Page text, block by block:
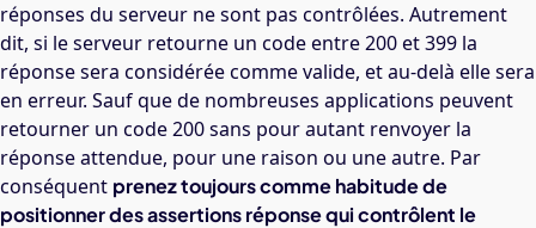
réponses du serveur ne sont pas contrôlées. Autrement
dit, si le serveur retourne un code entre 200 et 399 la
réponse sera considérée comme valide, et au-delà elle sera
en erreur. Sauf que de nombreuses applications peuvent
retourner un code 200 sans pour autant renvoyer la
réponse attendue, pour une raison ou une autre. Par
conséquent prenez toujours comme habitude de
positionner des assertions réponse qui contrôlent le